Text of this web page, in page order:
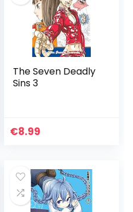
The Seven Deadly
Sins 3
€8.99